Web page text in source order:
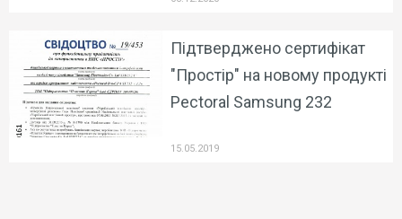
Підтверджено сертифікат
"Простір" на новому продукті
Pectoral Samsung 232
15.05.2019